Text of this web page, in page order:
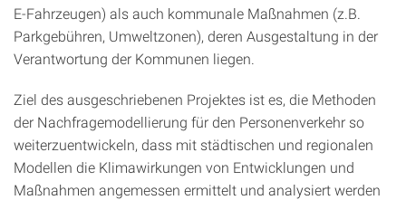
E-Fahrzeugen) als auch kommunale Maßnahmen (z.B.
Parkgebühren, Umweltzonen), deren Ausgestaltung in der
Verantwortung der Kommunen liegen.
Ziel des ausgeschriebenen Projektes ist es, die Methoden
der Nachfragemodellierung für den Personenverkehr so
weiterzuentwickeln, dass mit städtischen und regionalen
Modellen die Klimawirkungen von Entwicklungen und
Maßnahmen angemessen ermittelt und analysiert werden